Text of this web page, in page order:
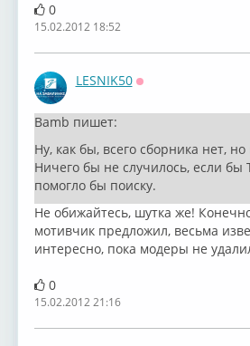
0
15.02.2012 18:52
LESNIK50
Bamb пишет:
Ну, как бы, всего сборника нет,
Ничего бы не случилось, если
помогло бы поиску.
Не обижайтесь, шутка же!
мотивчик предложил, весьма
интересно, пока модеры не
0
15.02.2012 21:16